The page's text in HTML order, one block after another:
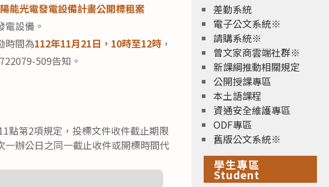
能光電發電設備計畫公開標租案
設備。
時間為112年11月21日，10時至12時 ，
509告知。
點第2項規定，投標文件收件截止期限
辦公日之同一截止收件或開標時間代
差勤系統
電子公文系統※
請購系統※
曾文家商雲端社群※
新課綱推動相關規定
公開授課專區
本土語課程
資通安全維護專區
ODF專區
舊版公文系統※
學生專區
Student